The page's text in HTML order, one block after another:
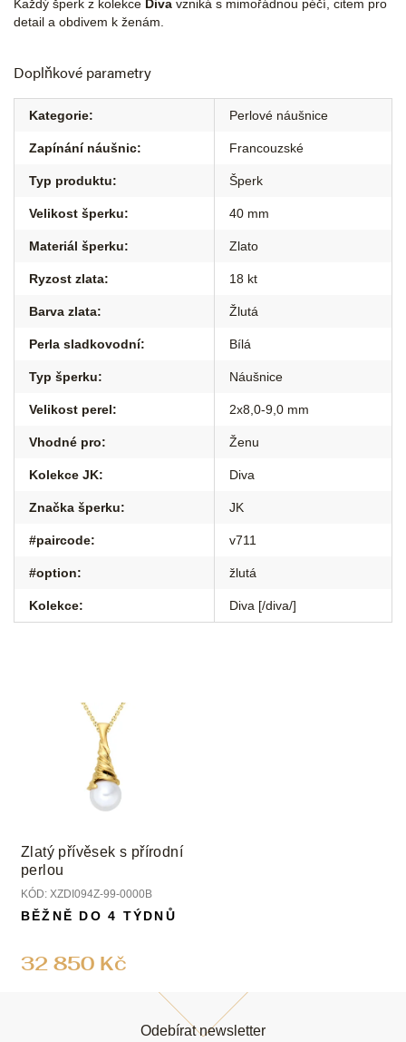
Každý šperk z kolekce Diva vzniká s mimořádnou péčí, citem pro
detail a obdivem k ženám.
Doplňkové parametry
Kategorie: Perlové náušnice
Zapínání náušnic: Francouzské
Typ produktu: Šperk
Velikost šperku: 40 mm
Materiál šperku: Zlato
Ryzost zlata: 18 kt
Barva zlata: Žlutá
Perla sladkovodní: Bílá
Typ šperku: Náušnice
Velikost perel: 2x8,0-9,0 mm
Vhodné pro: Ženu
Kolekce JK: Diva
Značka šperku: JK
#paircode: v711
#option: žlutá
Kolekce: Diva [/diva/]
Zlatý přívěsek s přírodní
perlou
KÓD: XZDI094Z-99-0000B
32 850 Kč
BĚŽNĚ DO 4 TÝDNŮ
Odebírat newsletter